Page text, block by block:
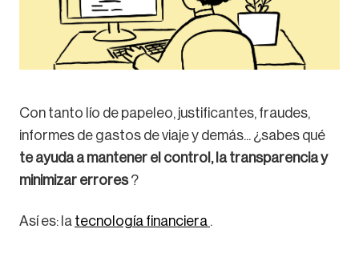
Con tanto lío de papeleo, justificantes, fraudes,
informes de gastos de viaje y demás... ¿sabes qué
te ayuda a mantener el control, la transparencia y
minimizar errores?
Así es: la tecnología financiera .